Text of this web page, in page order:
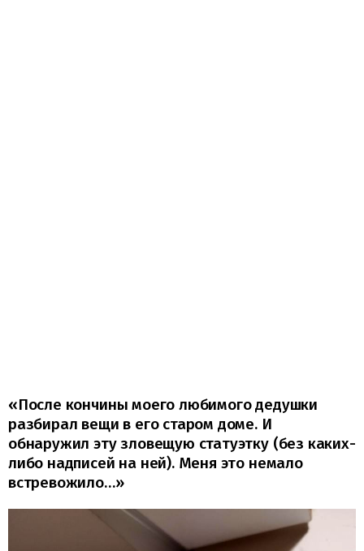
«После кончины моего любимого дедушки
разбирал вещи в его старом доме. И
обнаружил эту зловещую статуэтку (без каких-
либо надписей на ней). Меня это немало
встревожило…»